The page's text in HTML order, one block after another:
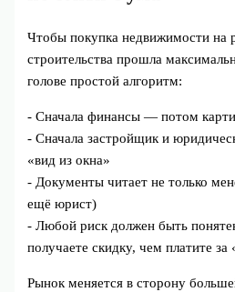
Чтобы покупка недвижимости на
строительства прошла
голове простой алгоритм:
- Сначала финансы — потом
- Сначала застройщик и
«вид из окна»
- Документы читает не только
ещё юрист)
- Любой риск должен быть
получаете скидку, чем платите за
Рынок меняется в сторону